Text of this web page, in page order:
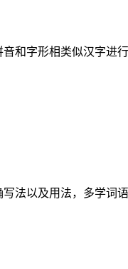
和字形相类似汉字进
法以及用法，多学词